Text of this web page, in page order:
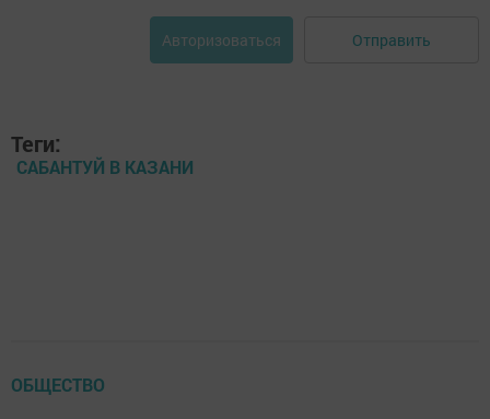
Авторизоваться Отправить
Теги:
САБАНТУЙ В КАЗАНИ
ОБЩЕСТВО